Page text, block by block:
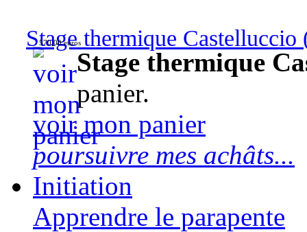
Stage thermique Castelluccio
570,00 euros
Stage thermique
panier.
voir mon panier
poursuivre mes achâts...
Initiation
Apprendre le parapente